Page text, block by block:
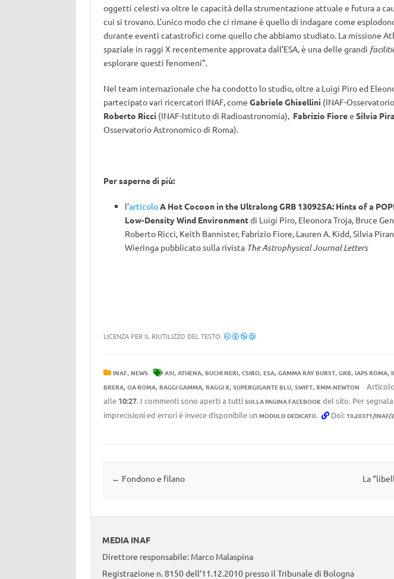
oggetti celesti va oltre le capacità della strumentazione attuale e futura a
cui si trovano. L’unico modo che ci rimane è quello di indagare come
durante eventi catastrofici come quello che abbiamo studiato. La missione
spaziale in raggi X recentemente approvata dall’ESA, è una delle grandi
esplorare questi fenomeni”.
Nel team internazionale che ha condotto lo studio, oltre a Luigi Piro ed
partecipato vari ricercatori INAF, come Gabriele Ghisellini (INAF-
Roberto Ricci (INAF-Istituto di Radioastronomia), Fabrizio Fioree Silvia
Osservatorio Astronomico di Roma).
Per saperne di più:
l’articoloA Hot Cocoon in the Ultralong GRB 130925A: Hints of a
Low-Density Wind Environmentdi Luigi Piro, Eleonora Troja, Bruce
Roberto Ricci, Keith Bannister, Fabrizio Fiore, Lauren A. Kidd, Silvia
Wieringa pubblicato sulla rivista The Astrophysical Journal Letters
LICENZA PER IL RIUTILIZZO DEL TESTO:
INAF, NEWS ASI, ATHENA, BUCHI NERI, CSIRO, ESA, GAMMA RAY BURST, GRB, IAPS ROMA,
BRERA, OA ROMA, RAGGI GAMMA, RAGGI X, SUPERGIGANTE BLU, SWIFT, XMM-NEWTON
alle 10:27. I commenti sono aperti a tutti SULLA PAGINA FACEBOOKdel sito. Per
imprecisioni ed errori è invece disponibile un MODULO DEDICATO. Doi: 10.20371/INAF/
Navigazione articolo
← Fondono e filano La
MEDIA INAF
Direttore responsabile: Marco Malaspina
Registrazione n. 8150 dell’11.12.2010 presso il Tribunale di Bologna